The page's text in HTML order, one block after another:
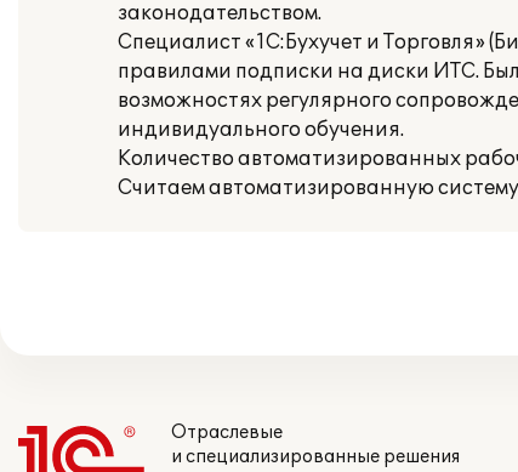
законодательством.
Специалист «1С:Бухучет и Торговля»
правилами подписки на диски ИТС.
возможностях регулярного
индивидуального обучения.
Количество автоматизированных
Считаем автоматизированную
Отраслевые
и специализированные решения